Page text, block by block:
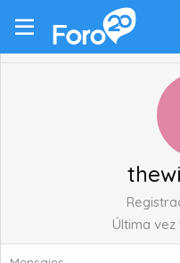
Última vez